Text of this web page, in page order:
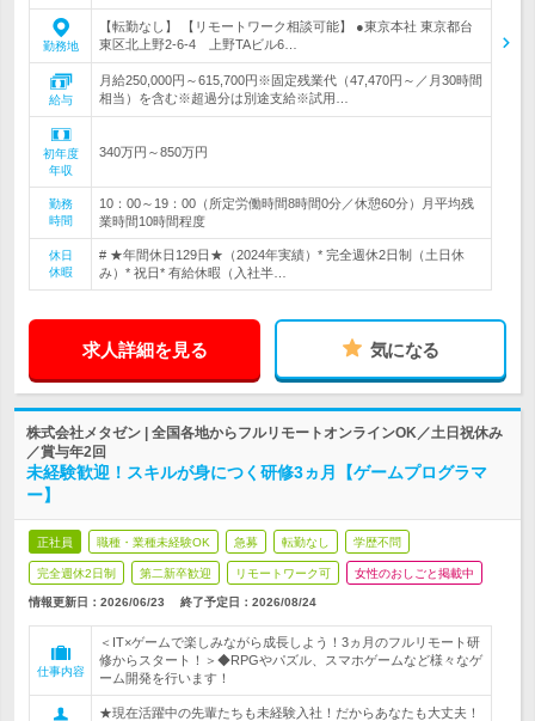
勤務地
【転勤なし】 【リモートワーク相談可能】 ●東京本社 東京都台
東区北上野2-6-4 上野TAビル6…
給与
月給250,000円～615,700円※固定残業代（47,470円～／月30時間
相当）を含む※超過分は別途支給※試用…
初年度
年収
340万円～850万円
勤務
時間
10：00～19：00（所定労働時間8時間0分／休憩60分）月平均残
業時間10時間程度
休日
休暇
# ★年間休日129日★（2024年実績）* 完全週休2日制（土日休
み）* 祝日* 有給休暇（入社半…
求人詳細を見る 気になる
株式会社メタゼン | 全国各地からフルリモートオンラインOK／土日祝休み
／賞与年2回
未経験歓迎！スキルが身につく研修3ヵ月【ゲームプログラマ
ー】
正社員 職種・業種未経験OK 急募 転勤なし 学歴不問
完全週休2日制 第二新卒歓迎 リモートワーク可 女性のおしごと掲載中
情報更新日：2026/06/23 終了予定日： 2026/08/24
仕事内容
＜IT×ゲームで楽しみながら成長しよう！3ヵ月のフルリモート研
修からスタート！＞◆RPGやパズル、スマホゲームなど様々なゲ
ーム開発を行います！
★現在活躍中の先輩たちも未経験入社！だからあなたも大丈夫！